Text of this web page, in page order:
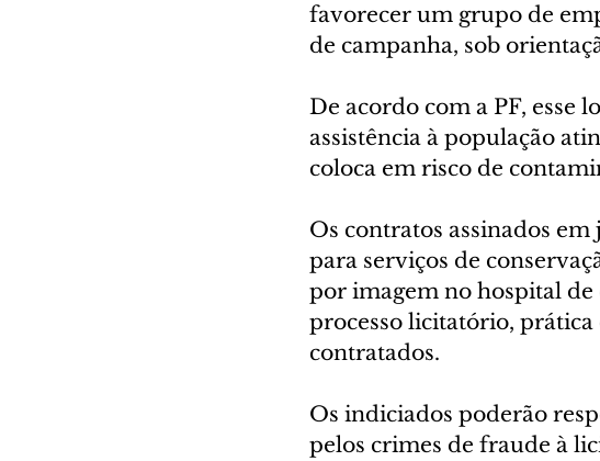
favorecer um grupo de
de campanha, sob
De acordo com a PF, esse
assistência à população
coloca em risco de
Os contratos assinados
para serviços de
por imagem no hospital
processo licitatório, prática
contratados.
Os indiciados poderão
pelos crimes de fraude à